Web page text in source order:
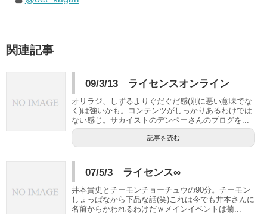
関連記事
09/3/13 ライセンスオンライン
オリラジ、しずるよりぐだぐだ感(別に悪い意味でな
く)は強いかも。コンテンツがしっかりあるわけでは
ない感じ。サカイストのデンペーさんのブログを...
記事を読む
07/5/3 ライセンス∞
井本貴史とチーモンチョーチュウの90分。チーモン
しょっぱなから下品な話(笑)これは今でも井本さんに
名前からかわれるわけだｗメインイベントは菊...